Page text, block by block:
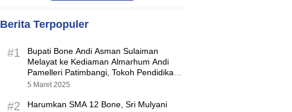
Berita Terpopuler
#1
Bupati Bone Andi Asman Sulaiman
Melayat ke Kediaman Almarhum Andi
Pamelleri Patimbangi, Tokoh Pendidikan
Kabupaten Bone
5 Maret 2025
#2
Harumkan SMA 12 Bone, Sri Mulyani